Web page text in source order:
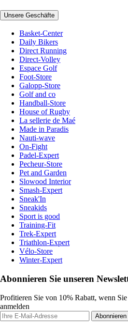
Unsere Geschäfte
Basket-Center
Daily Bikers
Direct Running
Direct-Volley
Espace Golf
Foot-Store
Galopp-Store
Golf and co
Handball-Store
House of Rugby
La sellerie de Maé
Made in Paradis
Nauti-wave
On-Fight
Padel-Expert
Pecheur-Store
Pet and Garden
Slowood Interior
Smash-Expert
Sneak'In
Sneakids
Sport is good
Training-Fit
Trek-Expert
Triathlon-Expert
Vélo-Store
Winter-Expert
Abonnieren Sie unseren
Profitieren Sie von 10% Rabatt, wenn
anmelden
Abonnieren